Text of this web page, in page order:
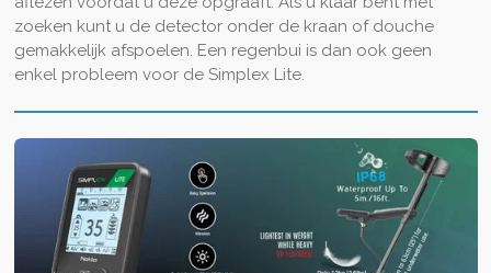
zoeken kunt u de detector onder de kraan of douche
gemakkelijk afspoelen. Een regenbui is dan ook geen
enkel probleem voor de Simplex Lite.